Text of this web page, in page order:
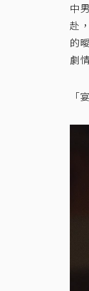
中
赴
的
劇
「